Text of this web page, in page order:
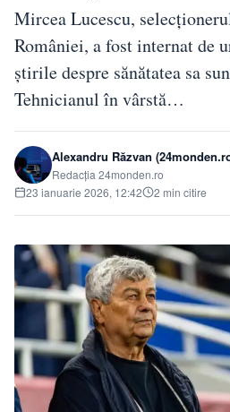
Mircea Lucescu,
României, a fost internat de
știrile despre sănătatea sa
Tehnicianul în vârstă…
Alexandru Răzvan
Redacția 24monden.ro
23 ianuarie 2026, 12:42
2 min citire